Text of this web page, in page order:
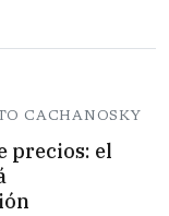
CACHANOSKY
precios: el